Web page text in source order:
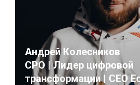
Андрей Колесников
CPO | Лидер цифровой
трансформации | CEO